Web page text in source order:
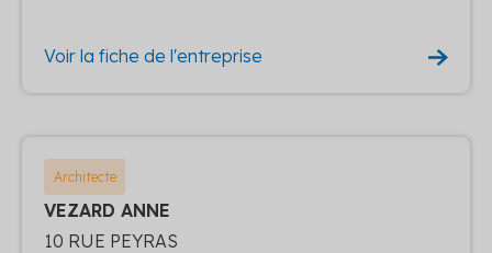
Voir la fiche de l'entreprise
Architecte
VEZARD ANNE
10 RUE PEYRAS